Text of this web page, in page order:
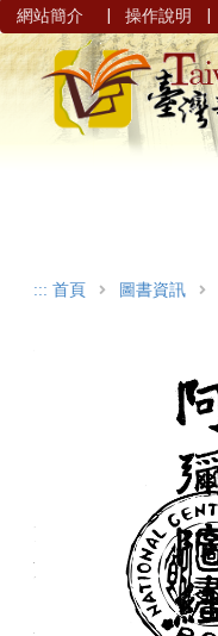
網站簡介 | 操作說明 |
::: 首頁 圖書資訊